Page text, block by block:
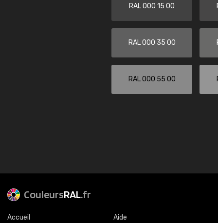
RAL 000 15 00
RAL 000 35 00
RAL 000 55 00
CouleursRAL.fr
Accueil Aide